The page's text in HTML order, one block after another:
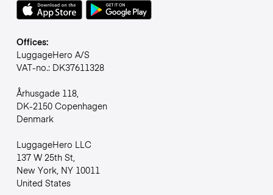
Offices:
LuggageHero A/S
VAT-no.: DK37611328
Århusgade 118,
DK-2150 Copenhagen
Denmark
LuggageHero LLC
137 W 25th St,
New York, NY 10011
United States